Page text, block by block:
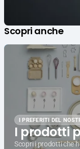
Scopri anche
I PREFERITI DEL
I prodotti
Scopri i prodotti che